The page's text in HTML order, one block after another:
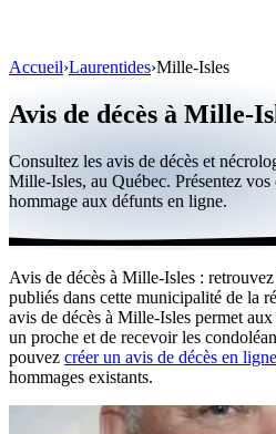
Personnalités publiques
Québec
Canada
International
Par région
Par ville
Maisons funéraires
Accueil›Laurentides›Mille-Isles
Avis de décès à Mille-
Consultez les avis de décès et
Mille-Isles, au Québec. Présentez vos
hommage aux défunts en ligne.
Avis de décès à Mille-Isles :
publiés dans cette municipalité de la
avis de décès à Mille-Isles permet
un proche et de recevoir les
pouvez créer un avis de décès en ligne
hommages existants.